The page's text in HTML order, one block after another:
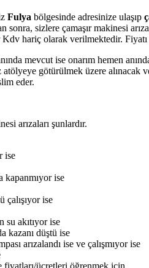
Fulya bölgesinde adresinize ulaşıp
sonra, sizlere çamaşır makinesi
hariç olarak verilmektedir.
mevcut ise onarım hemen
götürülmek üzere alınacak
eder.
arızaları şunlardır.
ise
kapanmıyor ise
çalışıyor ise
su akıtıyor ise
kazanı düştü ise
arızalandı ise ve çalışmıyor ise
fiyatları/ücretleri öğrenmek için